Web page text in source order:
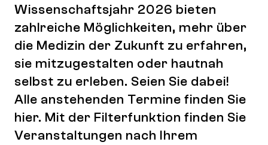
Wissenschaftsjahr 2026 bieten
zahlreiche Möglichkeiten, mehr über
die Medizin der Zukunft zu erfahren,
sie mitzugestalten oder hautnah
selbst zu erleben. Seien Sie dabei!
Alle anstehenden Termine finden Sie
hier. Mit der Filterfunktion finden Sie
Veranstaltungen nach Ihrem